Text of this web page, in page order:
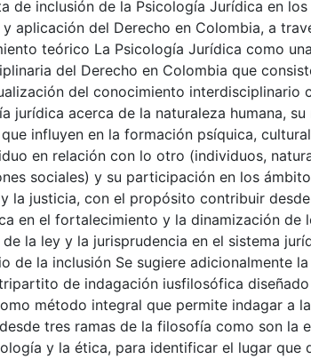
de inclusión de la Psicología Jurídica en
aplicación del Derecho en Colombia, a
teórico La Psicología Jurídica como
del Derecho en Colombia que
del conocimiento interdisciplinario
jurídica acerca de la naturaleza humana,
influyen en la formación psíquica,
en relación con lo otro (individuos,
sociales) y su participación en los
la justicia, con el propósito contribuir
en el fortalecimiento y la dinamización de
la ley y la jurisprudencia en el sistema
de la inclusión Se sugiere adicionalmente
de indagación iusfilosófica
método integral que permite indagar a
tres ramas de la filosofía como son la
y la ética, para identificar el lugar que